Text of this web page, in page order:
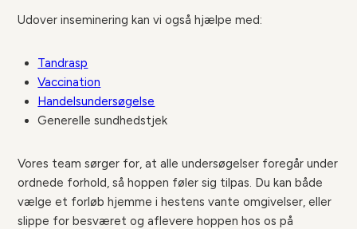
Udover inseminering kan vi også hjælpe med:
Tandrasp
Vaccination
Handelsundersøgelse
Generelle sundhedstjek
Vores team sørger for, at alle undersøgelser foregår under
ordnede forhold, så hoppen føler sig tilpas. Du kan både
vælge et forløb hjemme i hestens vante omgivelser, eller
slippe for besværet og aflevere hoppen hos os på